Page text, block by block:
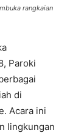
rangkaian
Paroki
di
Acara ini
lingkungan